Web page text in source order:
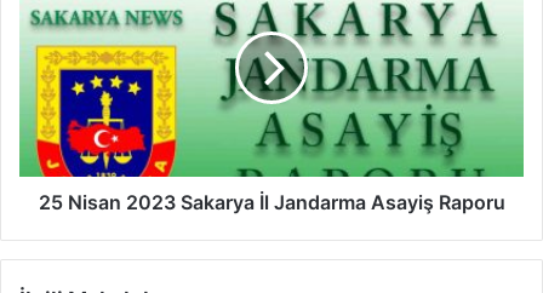
2023
Sakarya
Jandarma
Asayiş
Raporu
25 Nisan 2023 Sakarya İl Jandarma Asayiş Raporu